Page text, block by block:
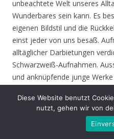
unbeachtete Welt unseres
Wunderbares sein kann. Es
eigenen Bildstil und die
einst jeder von uns besaß.
alltäglicher Darbietungen
Schwarzweiß-Aufnahmen.
und anknüpfende junge
Eröffnung: Donnerstag
: 17.06. – 01.08.21,
Diese Website benutzt
nutzt, gehen wir von